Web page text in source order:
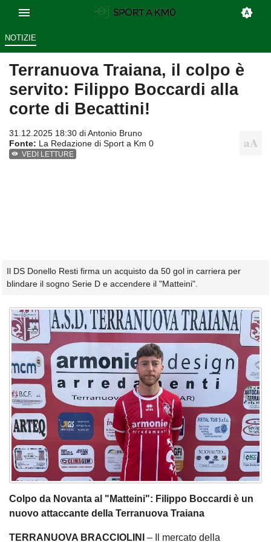
NOTIZIE
Terranuova Traiana, il colpo è
servito: Filippo Boccardi alla
corte di Becattini!
31.12.2025 18:30 diAntonio Bruno
Fonte: La Redazione di Sport a Km 0
VEDI LETTURE
Il DS Donello Resti firma un acquisto da 50 gol in carriera per
blindare il sogno Serie D e accendere il "Matteini".
Colpo da Novanta al "Matteini": Filippo Boccardi è un
nuovo attaccante della Terranuova Traiana
TERRANUOVA BRACCIOLINI – Il mercato della